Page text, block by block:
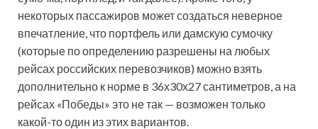
некоторых пассажиров может создаться неверное
впечатление, что портфель или дамскую сумочку
(которые по определению разрешены на любых
рейсах российских перевозчиков) можно взять
дополнительно к норме в 36х30х27 сантиметров, а на
рейсах «Победы» это не так — возможен только
какой-то один из этих вариантов.